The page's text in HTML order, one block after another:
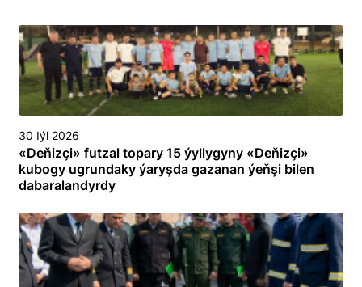
30 Iýl 2026
«Deňizçi» futzal topary 15 ýyllygyny «Deňizçi»
kubogy ugrundaky ýaryşda gazanan ýeňşi bilen
dabaralandyrdy